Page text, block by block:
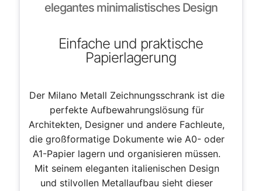
elegantes minimalistisches Design
Einfache und praktische
Papierlagerung
Der Milano Metall Zeichnungsschrank ist die
perfekte Aufbewahrungslösung für
Architekten, Designer und andere Fachleute,
die großformatige Dokumente wie A0- oder
A1-Papier lagern und organisieren müssen.
Mit seinem eleganten italienischen Design
und stilvollen Metallaufbau sieht dieser